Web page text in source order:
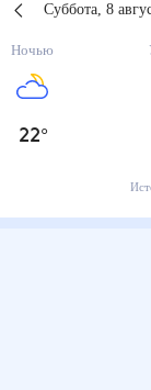
Суббота ,8
Ночью
22°